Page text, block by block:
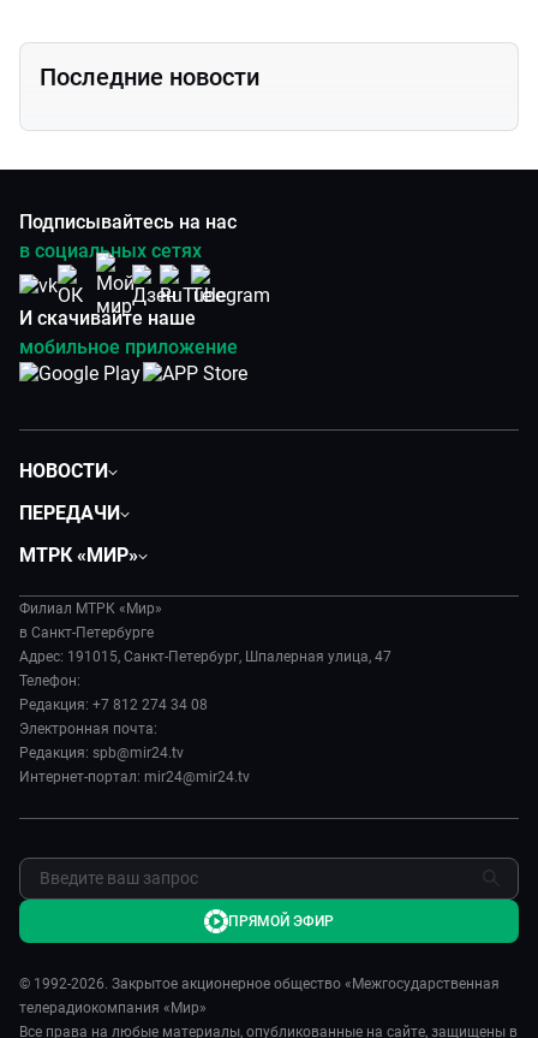
Последние новости
Подписывайтесь на нас
в социальных сетях
И скачивайте наше
мобильное приложение
НОВОСТИ
Происшествия
Экономика
Культура
ПЕРЕДАЧИ
Игра в кино
Исторический детектив
Миллион за 5 минут
МИР. Мнение
Мировое соглашение
Пять причин поехать в...
МТРК «МИР»
История
Руководство
Новости компании
Пресса о нас
Карьера
Реклама
Обратная связь
Филиал МТРК «Мир»
в Санкт-Петербурге
Адрес: 191015, Санкт-Петербург, Шпалерная улица, 47
Телефон:
Редакция: +7 812 274 34 08
Электронная почта:
Редакция: spb@mir24.tv
Интернет-портал: mir24@mir24.tv
© 1992-2026. Закрытое акционерное общество «Межгосударственная
телерадиокомпания «Мир»
Все права на любые материалы, опубликованные на сайте, защищены в
ПРЯМОЙ ЭФИР